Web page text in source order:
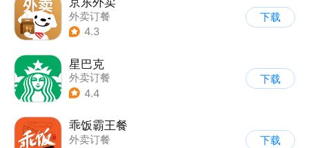
外卖订餐
4.3
下载
星巴克
外卖订餐
4.4
下载
乖饭霸王餐
外卖订餐
下载